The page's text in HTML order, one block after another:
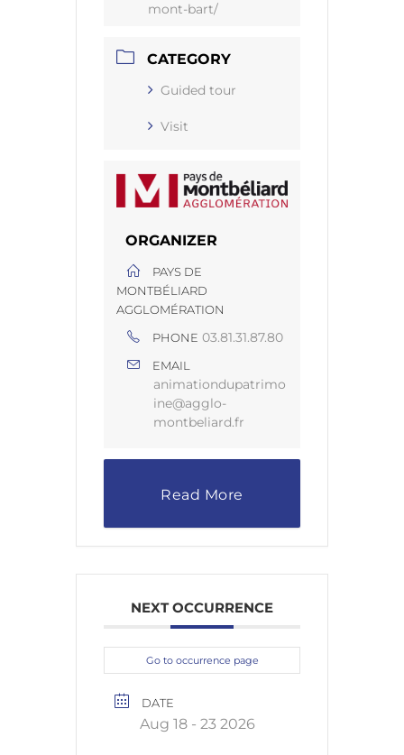
mont-bart/
CATEGORY
Guided tour
Visit
ORGANIZER
PAYS DE
MONTBÉLIARD
AGGLOMÉRATION
PHONE 03.81.31.87.80
EMAIL
animationdupatrimo
ine@agglo-
montbeliard.fr
Read More
NEXT OCCURRENCE
Go to occurrence page
DATE
Aug 18 - 23 2026